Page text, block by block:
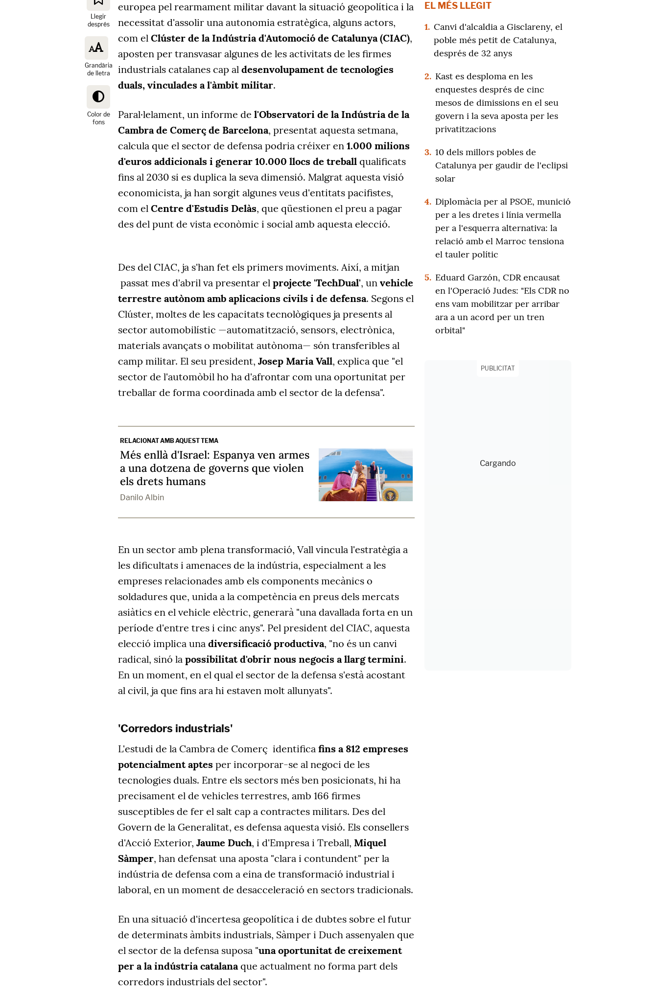
Llegir
després
Grandària
de lletra
Color de
fons
europea pel rearmament militar davant la situació geopolítica i la
necessitat d'assolir una autonomia estratègica, alguns actors,
com el Clúster de la Indústria d'Automoció de Catalunya (CIAC),
aposten per transvasar algunes de les activitats de les firmes
industrials catalanes cap al desenvolupament de tecnologies
duals, vinculades a l'àmbit militar.
Paral·lelament, un informe de l'Observatori de la Indústria de la
Cambra de Comerç de Barcelona, presentat aquesta setmana,
calcula que el sector de defensa podria créixer en 1.000 milions
d'euros addicionals i generar 10.000 llocs de treball qualificats
fins al 2030 si es duplica la seva dimensió. Malgrat aquesta visió
economicista, ja han sorgit algunes veus d'entitats pacifistes,
com el Centre d'Estudis Delàs, que qüestionen el preu a pagar
des del punt de vista econòmic i social amb aquesta elecció.
Des del CIAC, ja s'han fet els primers moviments. Així, a mitjan
passat mes d'abril va presentar el projecte 'TechDual', un vehicle
terrestre autònom amb aplicacions civils i de defensa. Segons el
Clúster, moltes de les capacitats tecnològiques ja presents al
sector automobilístic —automatització, sensors, electrònica,
materials avançats o mobilitat autònoma— són transferibles al
camp militar. El seu president, Josep Maria Vall, explica que "el
sector de l'automòbil ho ha d'afrontar com una oportunitat per
treballar de forma coordinada amb el sector de la defensa".
RELACIONAT AMB AQUEST TEMA
Més enllà d'Israel: Espanya ven armes
a una dotzena de governs que violen
els drets humans
Danilo Albin
En un sector amb plena transformació, Vall vincula l'estratègia a
les dificultats i amenaces de la indústria, especialment a les
empreses relacionades amb els components mecànics o
soldadures que, unida a la competència en preus dels mercats
asiàtics en el vehicle elèctric, generarà "una davallada forta en un
període d'entre tres i cinc anys". Pel president del CIAC, aquesta
elecció implica una diversificació productiva, "no és un canvi
radical, sinó la possibilitat d'obrir nous negocis a llarg termini.
En un moment, en el qual el sector de la defensa s'està acostant
al civil, ja que fins ara hi estaven molt allunyats".
'Corredors industrials'
L'estudi de la Cambra de Comerç identifica fins a 812 empreses
potencialment aptes per incorporar-se al negoci de les
tecnologies duals. Entre els sectors més ben posicionats, hi ha
precisament el de vehicles terrestres, amb 166 firmes
susceptibles de fer el salt cap a contractes militars. Des del
Govern de la Generalitat, es defensa aquesta visió. Els consellers
d'Acció Exterior, Jaume Duch, i d'Empresa i Treball, Miquel
Sàmper, han defensat una aposta "clara i contundent" per la
indústria de defensa com a eina de transformació industrial i
laboral, en un moment de desacceleració en sectors tradicionals.
En una situació d'incertesa geopolítica i de dubtes sobre el futur
de determinats àmbits industrials, Sàmper i Duch assenyalen que
el sector de la defensa suposa "una oportunitat de creixement
per a la indústria catalanaque actualment no forma part dels
corredors industrials del sector".
EL MÉS LLEGIT
1. Canvi d'alcaldia a Gisclareny, el
poble més petit de Catalunya,
després de 32 anys
2. Kast es desploma en les
enquestes després de cinc
mesos de dimissions en el seu
govern i la seva aposta per les
privatitzacions
3. 10 dels millors pobles de
Catalunya per gaudir de l'eclipsi
solar
4. Diplomàcia per al PSOE, munició
per a les dretes i línia vermella
per a l'esquerra alternativa: la
relació amb el Marroc tensiona
el tauler polític
5. Eduard Garzón, CDR encausat
en l'Operació Judes: "Els CDR no
ens vam mobilitzar per arribar
ara a un acord per un tren
orbital"
PUBLICITAT